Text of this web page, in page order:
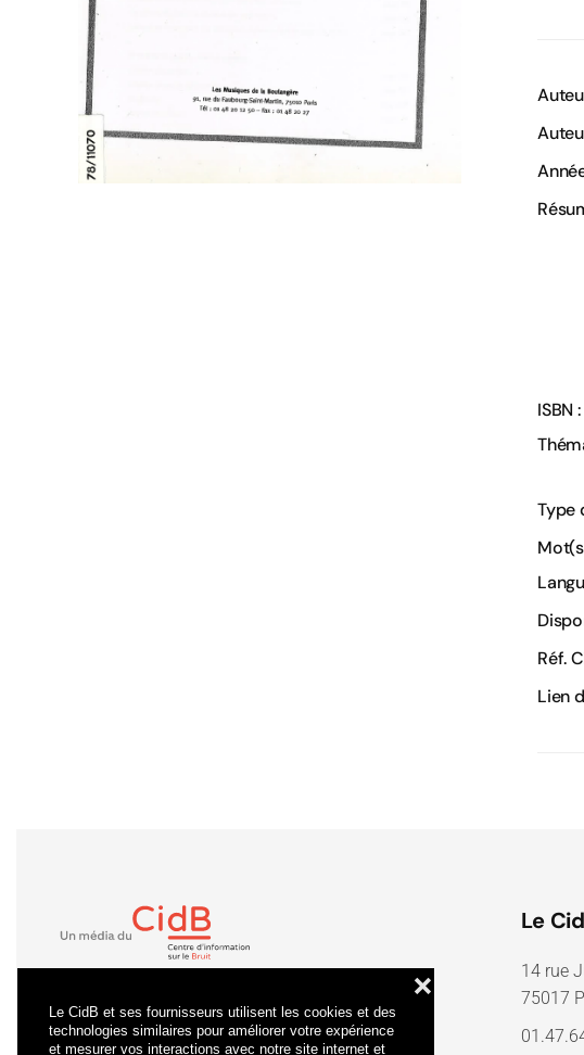
Le CidB et ses fournisseurs utilisent les cookies et des
technologies similaires pour améliorer votre expérience
et mesurer vos interactions avec notre site internet et
❌
ISBN :
Type
Réf.
Lien
Le
14 rue
75017